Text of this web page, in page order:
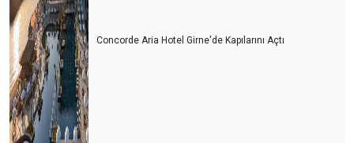
Bu yıl oteller yabancı turiste kalacak gibi...
Turizm esnafı artan kurlara karşı çareyi buldu
Turizmcinin 2022 için en büyük korkusu
Turizm çalışanı sektörden kaçıyor
Turizmci yerli turiste ayrı fiyatlandırma yapmalı
Concorde Aria Hotel Girne'de Kapılarını Açtı